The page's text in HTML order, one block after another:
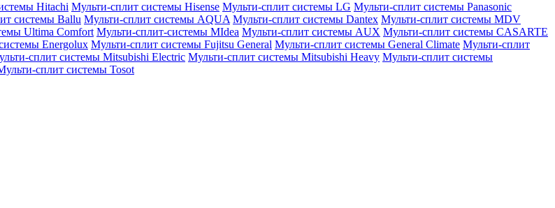
Hitachi Мульти-сплит системы Hisense Мульти-сплит системы LG Мульти-сплит системы Panasonic
системы Ballu Мульти-сплит системы AQUA Мульти-сплит системы Dantex Мульти-сплит системы MDV
Ultima Comfort Мульти-сплит-системы MIdea Мульти-сплит системы AUX Мульти-сплит системы CASARTE
Energolux Мульти-сплит системы Fujitsu General Мульти-сплит системы General Climate Мульти-сплит
сплит системы Mitsubishi Electric Мульти-сплит системы Mitsubishi Heavy Мульти-сплит системы
сплит системы Tosot